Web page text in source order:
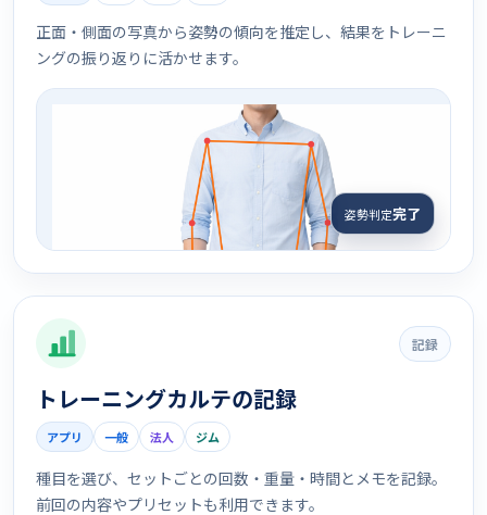
正面・側面の写真から姿勢の傾向を推定し、結果をトレーニ
ングの振り返りに活かせます。
姿勢判定完了
記録
トレーニングカルテの記録
アプリ 一般 法人 ジム
種目を選び、セットごとの回数・重量・時間とメモを記録。
前回の内容やプリセットも利用できます。